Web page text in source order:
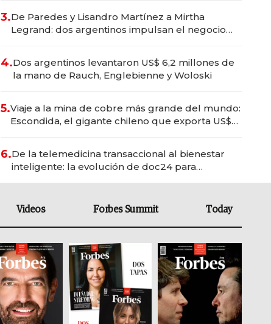
3.De Paredes y Lisandro Martínez a Mirtha
Legrand: dos argentinos impulsan el negocio
4.Dos argentinos levantaron US$ 6,2 millones de
la mano de Rauch, Englebienne y Woloski
5.Viaje a la mina de cobre más grande del mundo:
Escondida, el gigante chileno que exporta US$
6.De la telemedicina transaccional al bienestar
inteligente: la evolución de doc24 para
Videos Forbes Summit Today